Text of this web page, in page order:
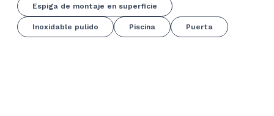
Espiga de montaje en superficie
Inoxidable pulido Piscina Puerta